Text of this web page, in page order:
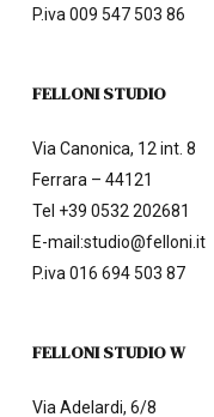
P.iva 009 547 503 86
FELLONI STUDIO
Via Canonica, 12 int. 8
Ferrara – 44121
Tel +39 0532 202681
E-mail:studio@felloni.it
P.iva 016 694 503 87
FELLONI STUDIO W
Via Adelardi, 6/8